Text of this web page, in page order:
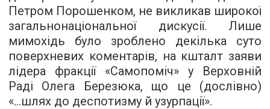
Петром Порошенком, не викликав широкої
загальнонаціональної дискусії. Лише
мимохідь було зроблено декілька суто
поверхневих коментарів, на кшталт заяви
лідера фракції «Самопоміч» у Верховній
Раді Олега Березюка, що це (дослівно)
«...шлях до деспотизму й узурпації».